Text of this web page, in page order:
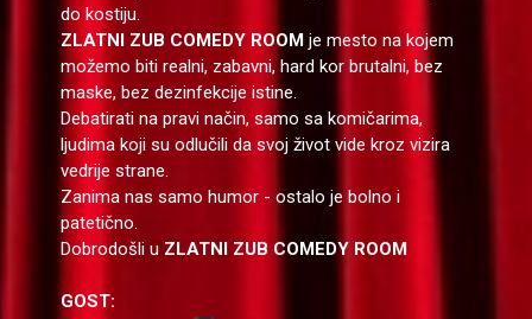
do kostiju.
ZLATNI ZUB COMEDY ROOM je mesto na kojem
možemo biti realni, zabavni, hard kor brutalni, bez
maske, bez dezinfekcije istine.
Debatirati na pravi način, samo sa komičarima,
ljudima koji su odlučili da svoj život vide kroz vizira
vedrije strane.
Zanima nas samo humor - ostalo je bolno i
patetično.
Dobrodošli u ZLATNI ZUB COMEDY ROOM
GOST: